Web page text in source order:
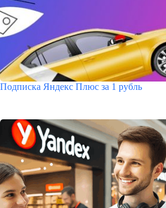
Подписка Яндекс Плюс за 1 рубль